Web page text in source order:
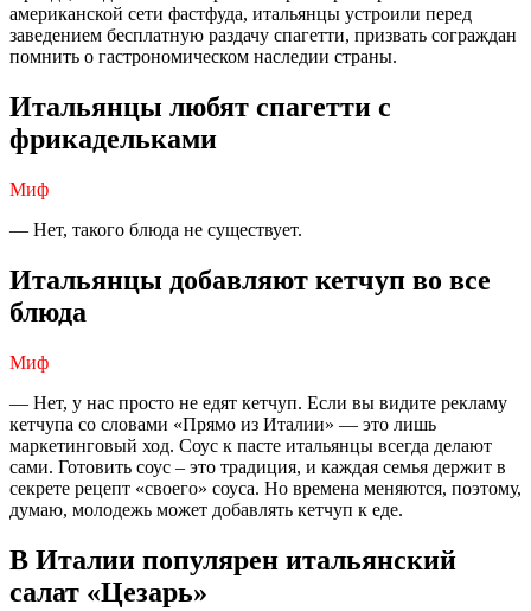
американской сети фастфуда, итальянцы устроили перед
заведением бесплатную раздачу спагетти, призвать сограждан
помнить о гастрономическом наследии страны.
Итальянцы любят спагетти с
фрикадельками
Миф
— Нет, такого блюда не существует.
Итальянцы добавляют кетчуп во все
блюда
Миф
— Нет, у нас просто не едят кетчуп. Если вы видите рекламу
кетчупа со словами «Прямо из Италии» — это лишь
маркетинговый ход. Соус к пасте итальянцы всегда делают
сами. Готовить соус – это традиция, и каждая семья держит в
секрете рецепт «своего» соуса. Но времена меняются, поэтому,
думаю, молодежь может добавлять кетчуп к еде.
В Италии популярен итальянский
салат «Цезарь»